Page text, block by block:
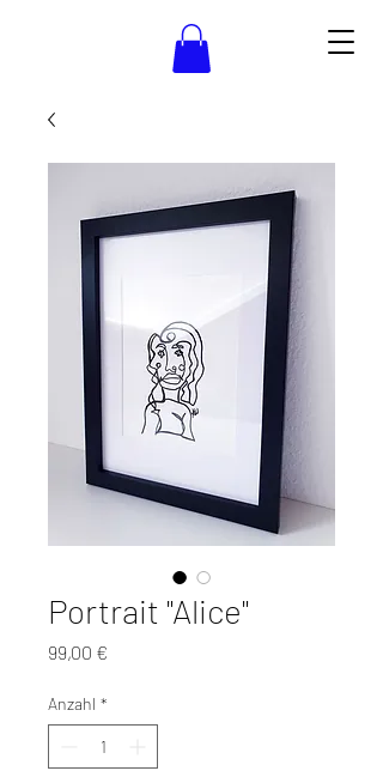
Portrait "Alice"
99,00 €
Anzahl *